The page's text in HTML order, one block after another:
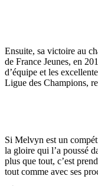
Ensuite, sa victoire au
de France Jeunes, en
d’équipe et les
Ligue des Champions,
Si Melvyn est un
la gloire qui l’a poussé
plus que tout, c’est
tout comme avec ses